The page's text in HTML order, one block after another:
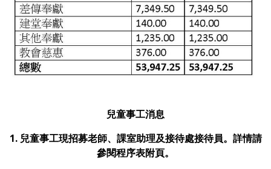
兒童事工消息
1. 兒童事工現招募老師、課室助理及接待處接待員。詳情請
參閱程序表附頁。